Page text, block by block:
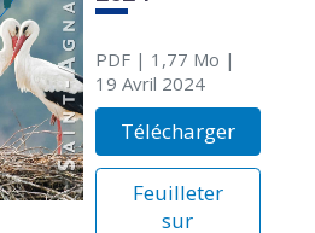
PDF| 1,77 Mo |
19 Avril 2024
Télécharger
Feuilleter
sur